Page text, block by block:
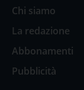
Chi siamo
La redazione
Abbonamenti
Pubblicità